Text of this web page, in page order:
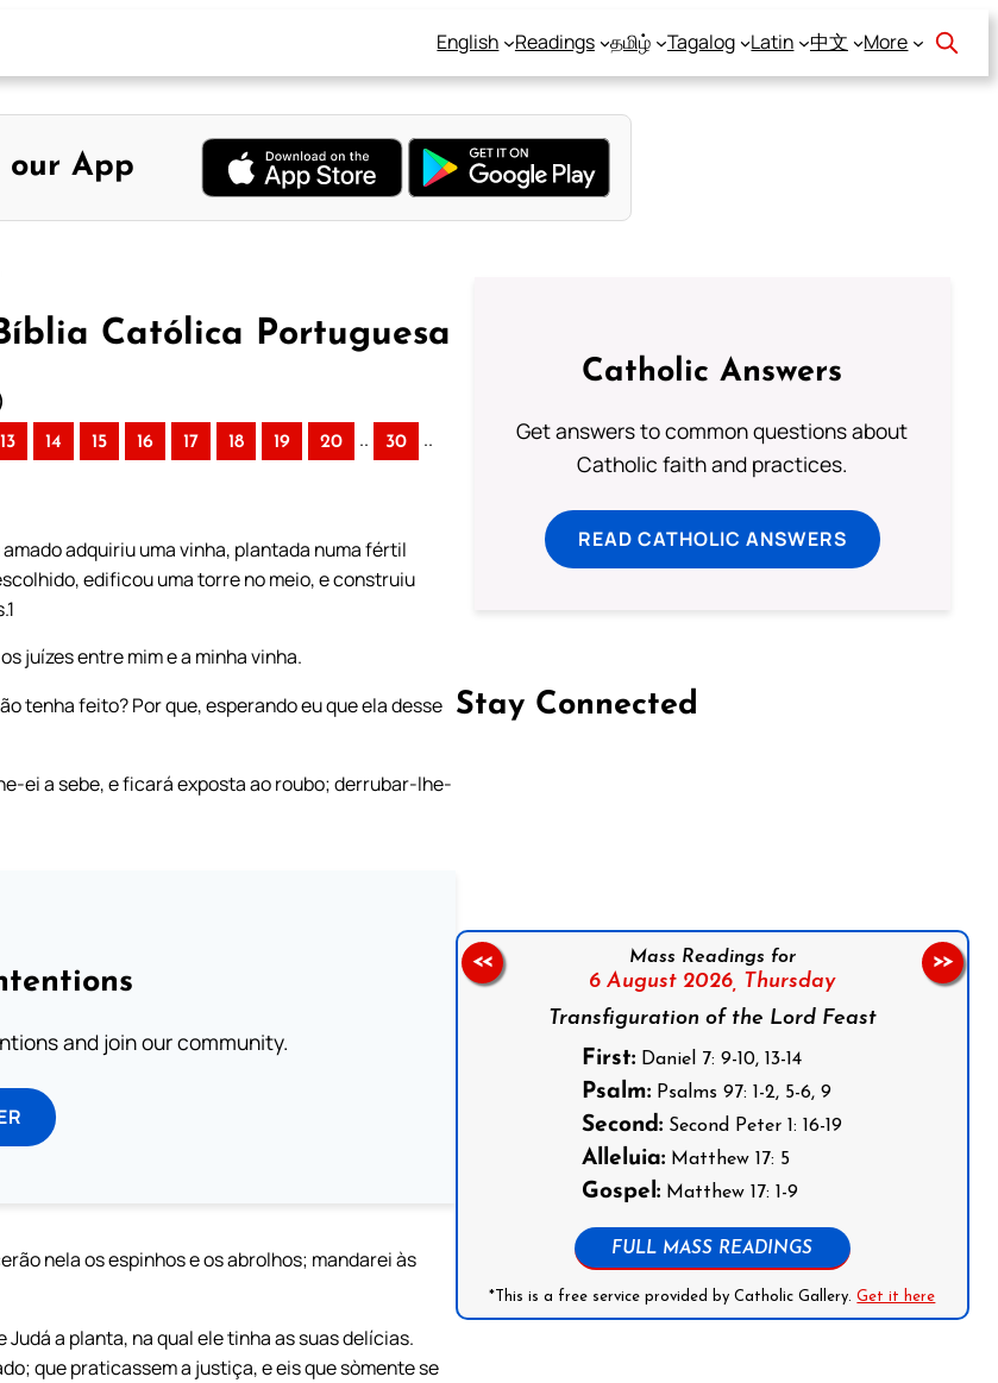
English Readings தமிழ் Tagalog Latin 中文 More
our App
Católica Portuguesa
13 14 15 16 17 18 19 20 .. 30 ..
adquiriu uma vinha, plantada numa fértil
edificou uma torre no meio, e construiu
juízes entre mim e a minha vinha.
tenha feito? Por que, esperando eu que ela desse
ei a sebe, e ficará exposta ao roubo; derrubar-lhe-
and join our community.
nela os espinhos e os abrolhos; mandarei às
a planta, na qual ele tinha as suas delícias.
que praticassem a justiça, e eis que sòmente se
Catholic Answers
Get answers to common questions about
Catholic faith and practices.
READ CATHOLIC ANSWERS
Stay Connected
Mass Readings for
6 August 2026, Thursday
Transfiguration of the Lord Feast
First: Daniel 7: 9-10, 13-14
Psalm: Psalms 97: 1-2, 5-6, 9
Second: Second Peter 1: 16-19
Alleluia: Matthew 17: 5
Gospel: Matthew 17: 1-9
FULL MASS READINGS
*This is a free service provided by Catholic Gallery.Get it here
<< >>